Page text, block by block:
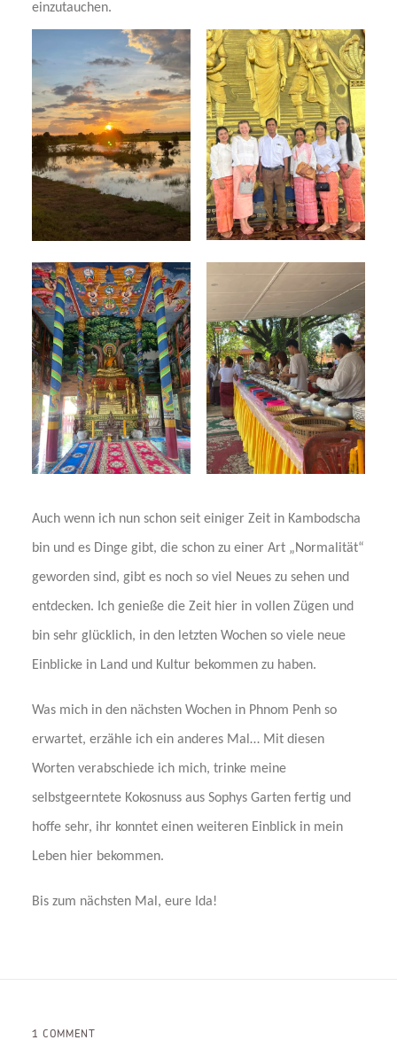
einzutauchen.
Auch wenn ich nun schon seit einiger Zeit in Kambodscha
bin und es Dinge gibt, die schon zu einer Art „Normalität“
geworden sind, gibt es noch so viel Neues zu sehen und
entdecken. Ich genieße die Zeit hier in vollen Zügen und
bin sehr glücklich, in den letzten Wochen so viele neue
Einblicke in Land und Kultur bekommen zu haben.
Was mich in den nächsten Wochen in Phnom Penh so
erwartet, erzähle ich ein anderes Mal… Mit diesen
Worten verabschiede ich mich, trinke meine
selbstgeerntete Kokosnuss aus Sophys Garten fertig und
hoffe sehr, ihr konntet einen weiteren Einblick in mein
Leben hier bekommen.
Bis zum nächsten Mal, eure Ida!
1 COMMENT